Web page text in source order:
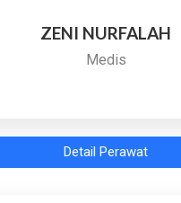
ZENI NURFALAH
Medis
Detail Perawat